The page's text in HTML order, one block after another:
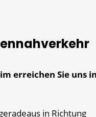
erreichen Sie uns
in Richtung